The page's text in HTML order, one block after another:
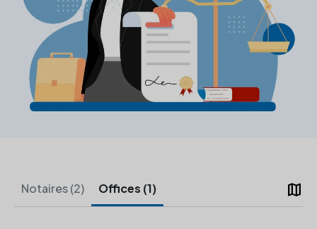
map
Notaires (2) Offices (1)